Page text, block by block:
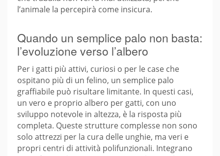
l’animale la percepirà come insicura.
Quando un semplice palo non basta:
l’evoluzione verso l’albero
Per i gatti più attivi, curiosi o per le case che
ospitano più di un felino, un semplice palo
graffiabile può risultare limitante. In questi casi,
un vero e proprio albero per gatti, con uno
sviluppo notevole in altezza, è la risposta più
completa. Queste strutture complesse non sono
solo attrezzi per la cura delle unghie, ma veri e
propri centri di attività polifunzionali. Integrano